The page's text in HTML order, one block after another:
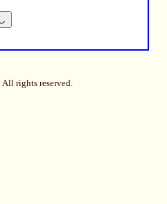
All rights reserved.